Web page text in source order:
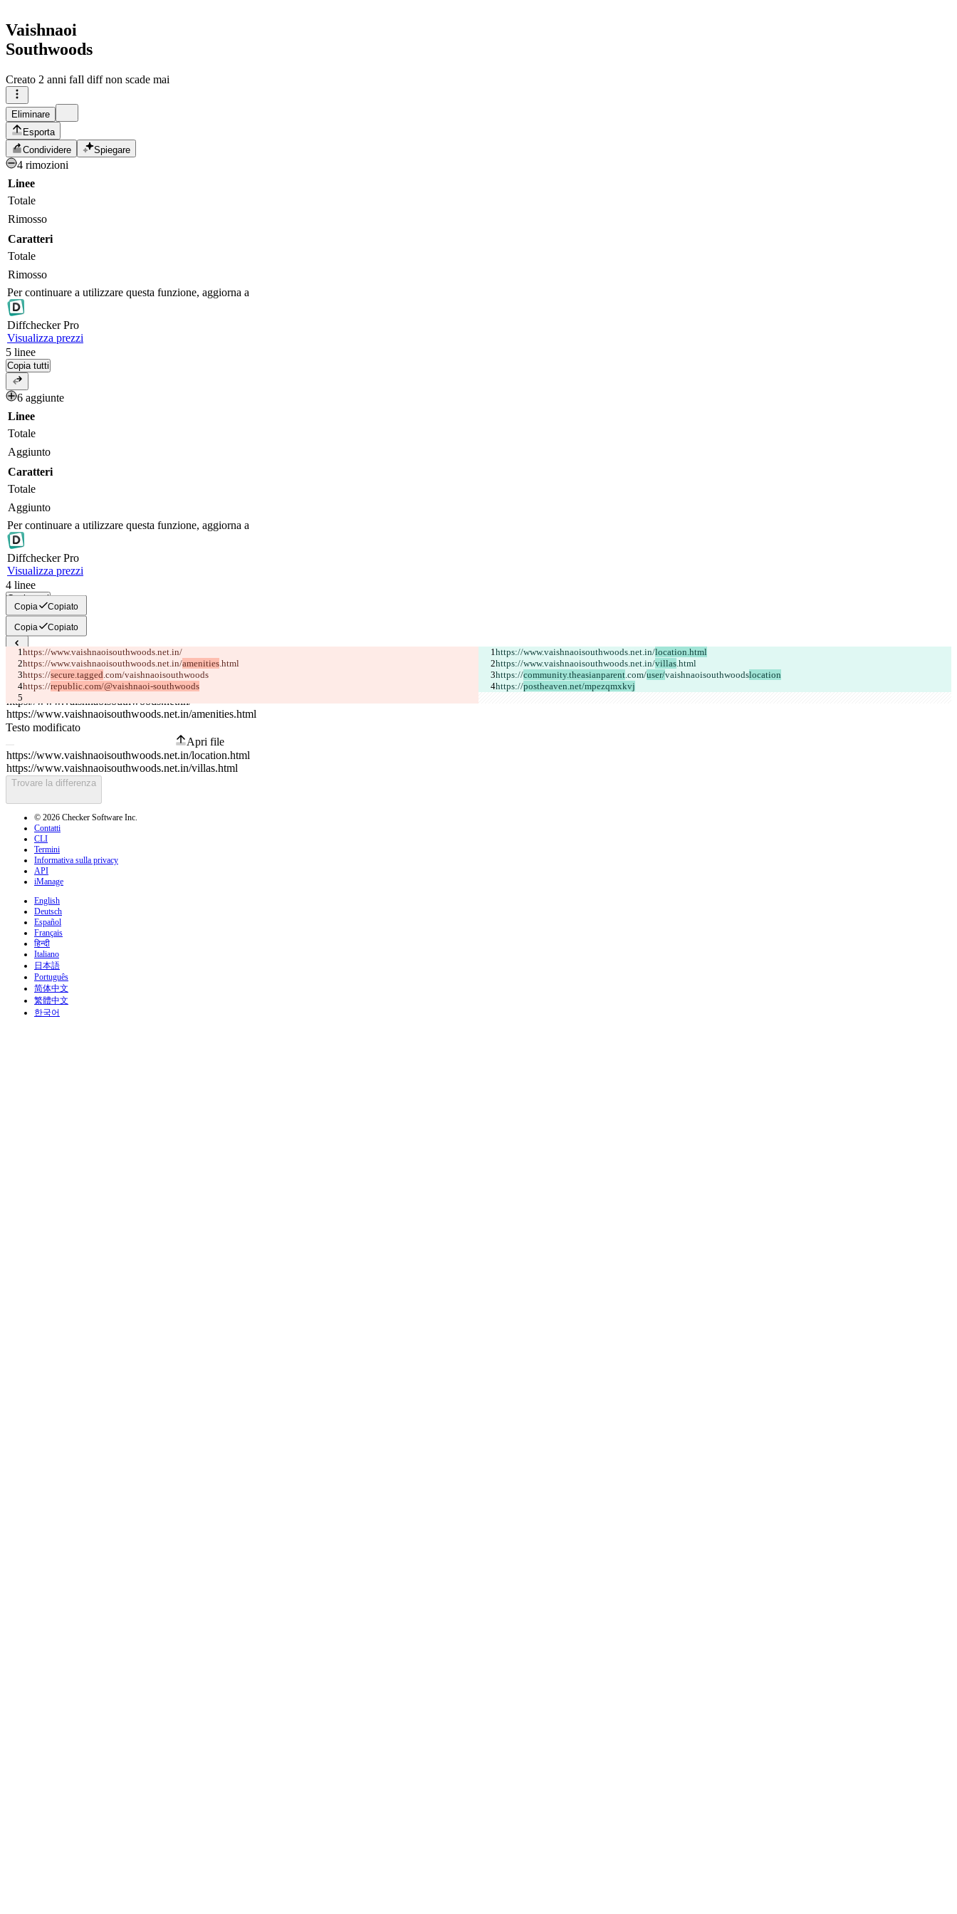
Vaishnaoi
Southwoods
Creato 2 anni faIl diff non scade mai
Eliminare
Esporta
Condividere
Spiegare
4 rimozioni
Linee
Totale
Rimosso
Caratteri
Totale
Rimosso
Per continuare a utilizzare questa funzione, aggiorna a
DiffcheckerPro
Visualizza prezzi
5 linee
Copia tutti
6 aggiunte
Linee
Totale
Aggiunto
Caratteri
Totale
Aggiunto
Per continuare a utilizzare questa funzione, aggiorna a
DiffcheckerPro
Visualizza prezzi
4 linee
Copia tutti
Copia Copiato
Copia Copiato
https://www.vaishnaoisouthwoods.net.in/ https://www.vaishnaoisouthwoods.net.in/location.html
https://www.vaishnaoisouthwoods.net.in/amenities.html https://www.vaishnaoisouthwoods.net.in/villas.html
https://secure.tagged.com/vaishnaoisouthwoods https://community.theasianparent.com/user/vaishnaoisouthwoodslocation
https://republic.com/@vaishnaoi-southwoods https://postheaven.net/mpezqmxkvj
Diff salvati
Testo originale
Apri file
Testo modificato
Apri file
Trovare la differenza
© 2026 Checker Software Inc.
Contatti
CLI
Termini
Informativa sulla privacy
API
iManage
English
Deutsch
Español
Français
हिन्दी
Italiano
日本語
Português
简体中文
繁體中文
한국어